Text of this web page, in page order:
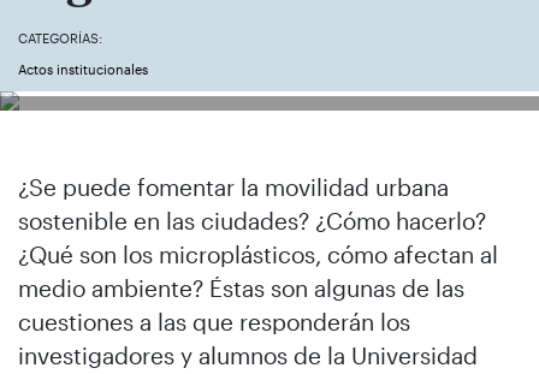
CATEGORÍAS:
Actos institucionales
¿Se puede fomentar la movilidad urbana
sostenible en las ciudades? ¿Cómo hacerlo?
¿Qué son los microplásticos, cómo afectan al
medio ambiente? Éstas son algunas de las
cuestiones a las que responderán los
investigadores y alumnos de la Universidad